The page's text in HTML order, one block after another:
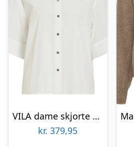
VILA dame skjorte VIBELIFE – Snow white
kr. 379,95